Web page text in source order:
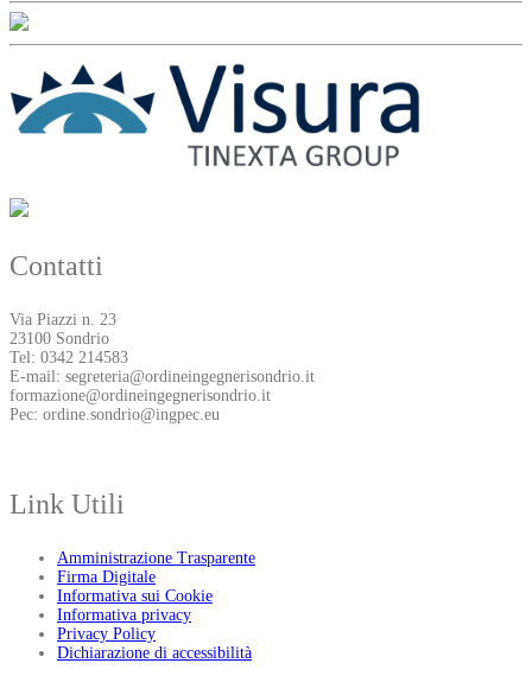
Contatti
Via Piazzi n. 23
23100 Sondrio
Tel: 0342 214583
E-mail: segreteria@ordineingegnerisondrio.it
formazione@ordineingegnerisondrio.it
Pec: ordine.sondrio@ingpec.eu
Link Utili
Amministrazione Trasparente
Firma Digitale
Informativa sui Cookie
Informativa privacy
Privacy Policy
Dichiarazione di accessibilità